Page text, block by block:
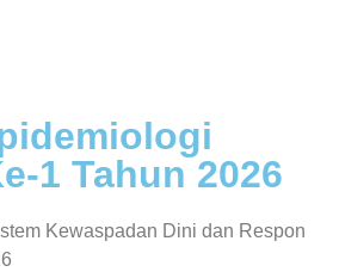
1 Tahun 2026
Kewaspadan Dini dan Respon